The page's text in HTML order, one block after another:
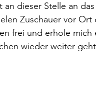
dieser Stelle an
Zuschauer vor
frei und erhole mich
wieder weiter